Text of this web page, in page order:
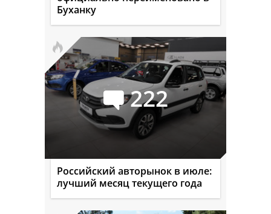
Буханку
222
Российский авторынок в июле:
лучший месяц текущего года